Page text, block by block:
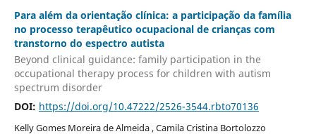
Para além da orientação clínica: a participação da família
no processo terapêutico ocupacional de crianças com
transtorno do espectro autista
Beyond clinical guidance: family participation in the
occupational therapy process for children with autism
spectrum disorder
DOI: https://doi.org/10.47222/2526-3544.rbto70136
Kelly Gomes Moreira de Almeida , Camila Cristina Bortolozzo